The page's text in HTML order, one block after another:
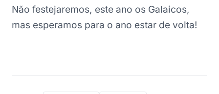
Não festejaremos, este ano os Galaicos,
mas esperamos para o ano estar de volta!